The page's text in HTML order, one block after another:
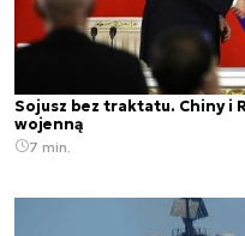
Sojusz bez traktatu. Chiny i
wojenną
7 min.